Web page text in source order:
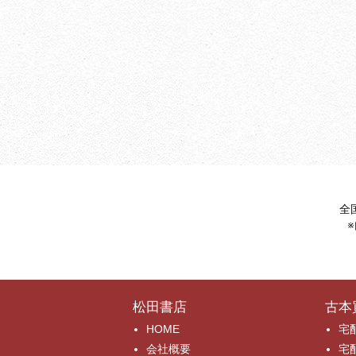
全
※
松田書店
HOME
会社概要
古本
宅
宅